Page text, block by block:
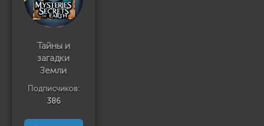
Тайны и
загадки
Земли
Подписчиков:
386